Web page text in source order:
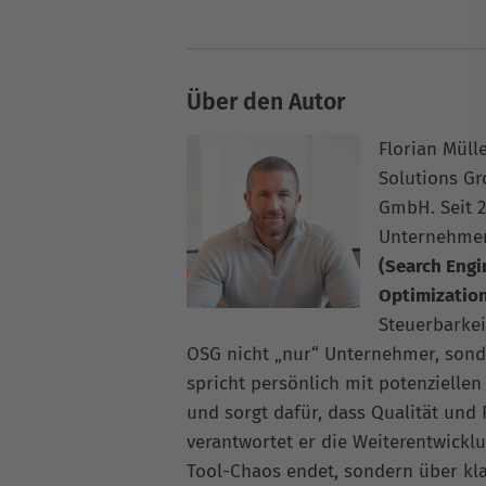
Über den Autor
Florian
Solutions
GmbH. Seit
(Search
OSG nicht „nur“ Unternehmer,
spricht persönlich mit
und sorgt dafür, dass Qualität und
verantwortet er die
Tool-Chaos endet, sondern über